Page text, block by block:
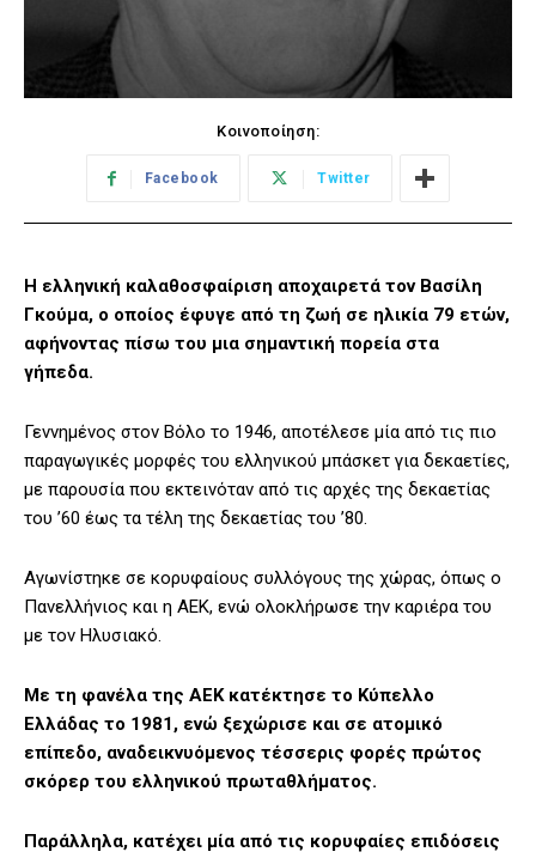
Κοινοποίηση:
Facebook Twitter
Η ελληνική καλαθοσφαίριση αποχαιρετά τον Βασίλη
Γκούμα, ο οποίος έφυγε από τη ζωή σε ηλικία 79 ετών,
αφήνοντας πίσω του μια σημαντική πορεία στα
γήπεδα.
Γεννημένος στον Βόλο το 1946, αποτέλεσε μία από τις πιο
παραγωγικές μορφές του ελληνικού μπάσκετ για δεκαετίες,
με παρουσία που εκτεινόταν από τις αρχές της δεκαετίας
του ’60 έως τα τέλη της δεκαετίας του ’80.
Αγωνίστηκε σε κορυφαίους συλλόγους της χώρας, όπως ο
Πανελλήνιος και η ΑΕΚ, ενώ ολοκλήρωσε την καριέρα του
με τον Ηλυσιακό.
Με τη φανέλα της ΑΕΚ κατέκτησε το Κύπελλο
Ελλάδας το 1981, ενώ ξεχώρισε και σε ατομικό
επίπεδο, αναδεικνυόμενος τέσσερις φορές πρώτος
σκόρερ του ελληνικού πρωταθλήματος.
Παράλληλα, κατέχει μία από τις κορυφαίες επιδόσεις